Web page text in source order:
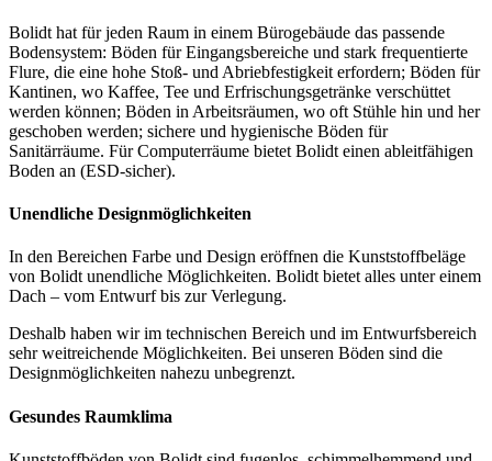
Bolidt hat für jeden Raum in einem Bürogebäude das passende
Bodensystem: Böden für Eingangsbereiche und stark frequentierte
Flure, die eine hohe Stoß- und Abriebfestigkeit erfordern; Böden für
Kantinen, wo Kaffee, Tee und Erfrischungsgetränke verschüttet
werden können; Böden in Arbeitsräumen, wo oft Stühle hin und her
geschoben werden; sichere und hygienische Böden für
Sanitärräume. Für Computerräume bietet Bolidt einen ableitfähigen
Boden an (ESD-sicher).
Unendliche Designmöglichkeiten
In den Bereichen Farbe und Design eröffnen die Kunststoffbeläge
von Bolidt unendliche Möglichkeiten. Bolidt bietet alles unter einem
Dach – vom Entwurf bis zur Verlegung.
Deshalb haben wir im technischen Bereich und im Entwurfsbereich
sehr weitreichende Möglichkeiten. Bei unseren Böden sind die
Designmöglichkeiten nahezu unbegrenzt.
Gesundes Raumklima